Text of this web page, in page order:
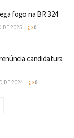
fogo na BR 324
DE 2025 0
candidatura
DE 2024 0